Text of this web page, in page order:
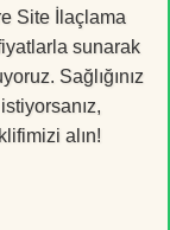
Site İlaçlama
sunarak
Sağlığınız
alın!